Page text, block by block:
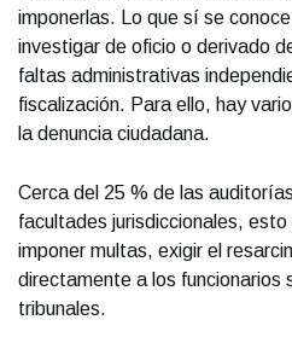
imponerlas. Lo que sí se
investigar de oficio o derivado
faltas administrativas
fiscalización. Para ello, hay
la denuncia ciudadana.
Cerca del 25 % de las
facultades jurisdiccionales,
imponer multas, exigir el
directamente a los funcionarios
tribunales.